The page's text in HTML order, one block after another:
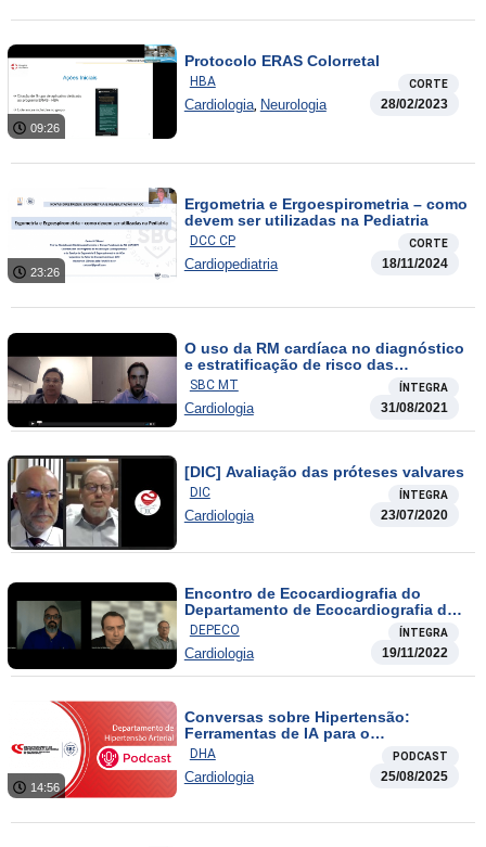
09:26
Protocolo ERAS Colorretal
HBA CORTE
Cardiologia, Neurologia 28/02/2023
23:26
Ergometria e Ergoespirometria – como
devem ser utilizadas na Pediatria
DCC CP CORTE
Cardiopediatria 18/11/2024
O uso da RM cardíaca no diagnóstico
e estratificação de risco das
principais miocardiopatias não
isquêmicas
SBC MT ÍNTEGRA
Cardiologia 31/08/2021
[DIC] Avaliação das próteses valvares
DIC ÍNTEGRA
Cardiologia 23/07/2020
Encontro de Ecocardiografia do
Departamento de Ecocardiografia da
SOCERGS
DEPECO ÍNTEGRA
Cardiologia 19/11/2022
14:56
Conversas sobre Hipertensão:
Ferramentas de IA para o
cardiologista
DHA PODCAST
Cardiologia 25/08/2025